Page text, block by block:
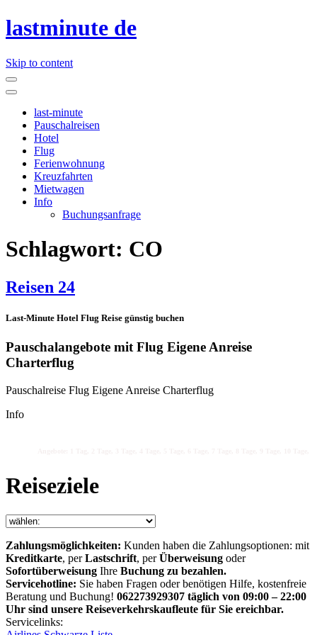
lastminute de
Skip to content
last-minute
Pauschalreisen
Hotel
Flug
Ferienwohnung
Kreuzfahrten
Mietwagen
Info
Buchungsanfrage
Schlagwort: CO
Reisen 24
Last-Minute Hotel Flug Reise günstig buchen
Pauschalangebote mit Flug Eigene Anreise
Charterflug
Pauschalreise Flug Eigene Anreise Charterflug
Info
Reiseziele
Zahlungsmöglichkeiten: Kunden haben die Zahlungsoptionen: mit
Kreditkarte, perLastschrift, perÜberweisung oder
Sofortüberweisung Ihre Buchung zu bezahlen.
Servicehotline: Sie haben Fragen oder benötigen Hilfe, kostenfreie
Beratung und Buchung! 062273929307 täglich von 09:00 – 22:00
Uhr sind unsere Reiseverkehrskaufleute für Sie ereichbar.
Servicelinks: